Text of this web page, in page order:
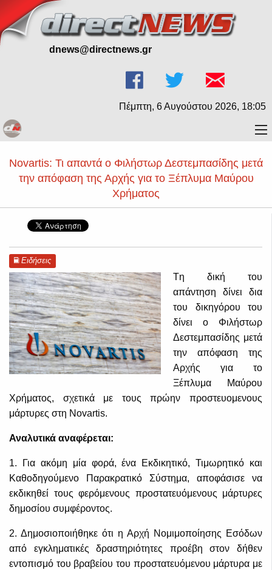
dnews@directnews.gr
Πέμπτη, 6 Αυγούστου 2026, 18:05
Novartis: Τι απαντά ο Φιλήστωρ Δεστεμπασίδης μετά
την απόφαση της Αρχής για το Ξέπλυμα Μαύρου
Χρήματος
Ειδήσεις
Tη δική του
απάντηση δίνει δια
του δικηγόρου του
δίνει ο Φιλήστωρ
Δεστεμπασίδης μετά
την απόφαση της
Αρχής για το
Ξέπλυμα Μαύρου
Χρήματος, σχετικά με τους πρώην προστευομενους
μάρτυρες στη Novartis.
Αναλυτικά αναφέρεται:
1. Για ακόμη μία φορά, ένα Εκδικητικό, Τιμωρητικό και
Καθοδηγούμενο Παρακρατικό Σύστημα, αποφάσισε να
εκδικηθεί τους φερόμενους προστατευόμενους μάρτυρες
δημοσίου συμφέροντος.
2. Δημοσιοποιήθηκε ότι η Αρχή Νομιμοποίησης Εσόδων
από εγκληματικές δραστηριότητες προέβη στον δήθεν
εντοπισμό του βραβείου του προστατευόμενου μάρτυρα με